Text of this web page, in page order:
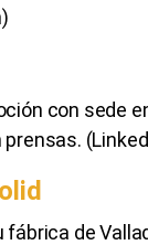
con sede
de